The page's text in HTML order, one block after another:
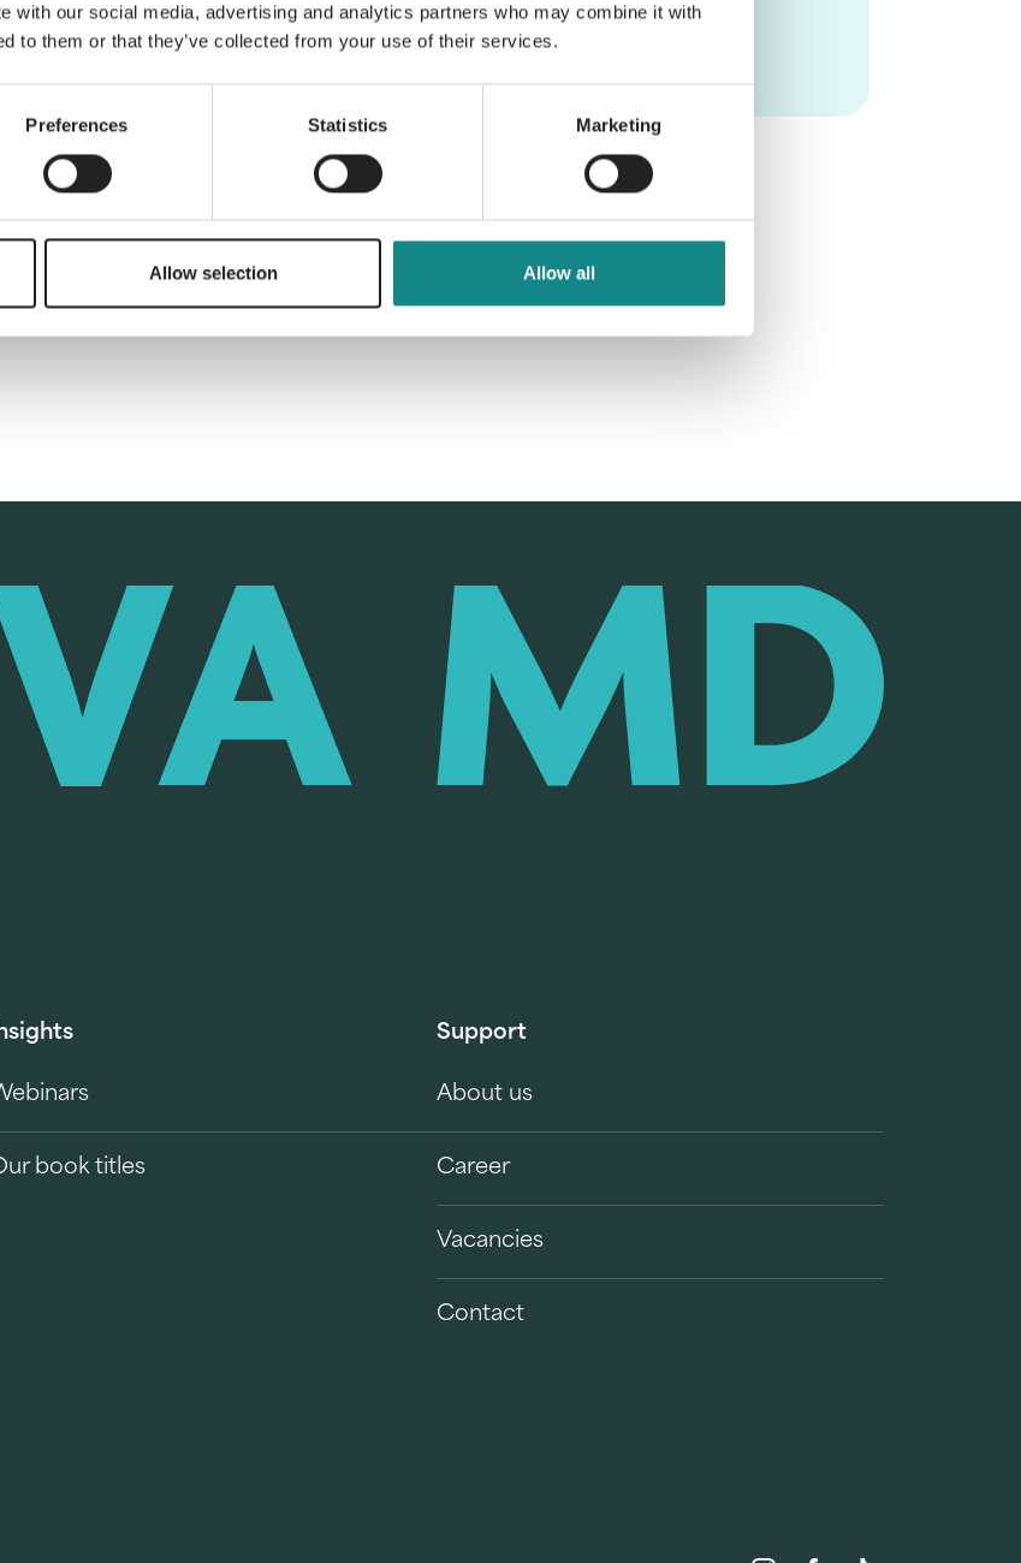
with our social media, advertising and analytics partners who may combine it with
to them or that they’ve collected from your use of their services.
Preferences Statistics Marketing
Allow selection Allow all
Information
PDF
Back to overview
book titles
Support
About us
Career
Vacancies
Contact